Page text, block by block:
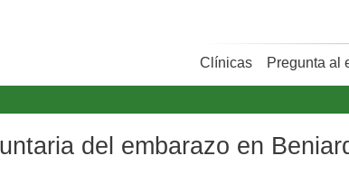
Clínicas Pregunta al
del embarazo en